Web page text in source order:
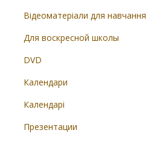
Відеоматеріали для навчання
Для воскресной школы
DVD
Календари
Календарі
Презентации